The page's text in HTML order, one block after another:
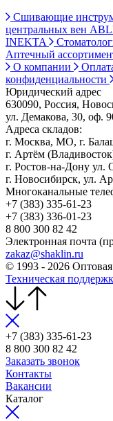
Сшивающие
центральных вен
INEKTA
Аптечный
О компании
конфиденциальности
Юридический адрес
630090, Россия,
ул. Демакова, 30, оф.
Адреса складов:
г. Москва, МО, г.
г. Артём
г. Ростов-на-Дону ул.
г. Новосибирск, ул.
Многоканальные
+7 (383) 335-61-23
+7 (383) 336-01-23
8 800 300 82 42
Электронная почта
zakaz@shaklin.ru
© 1993 - 2026
Техническая
+7 (383) 335-61-23
8 800 300 82 42
Заказать звонок
Контакты
Вакансии
Каталог